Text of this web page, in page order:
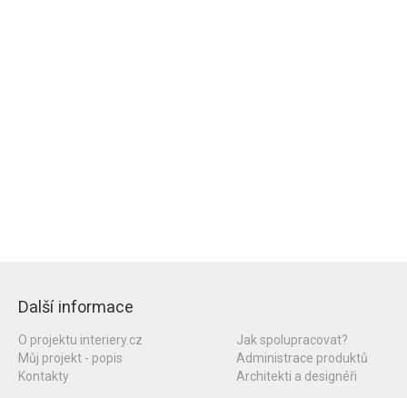
Další informace
O projektu interiery.cz
Můj projekt - popis
Kontakty
Jak spolupracovat?
Administrace produktů
Architekti a designéři